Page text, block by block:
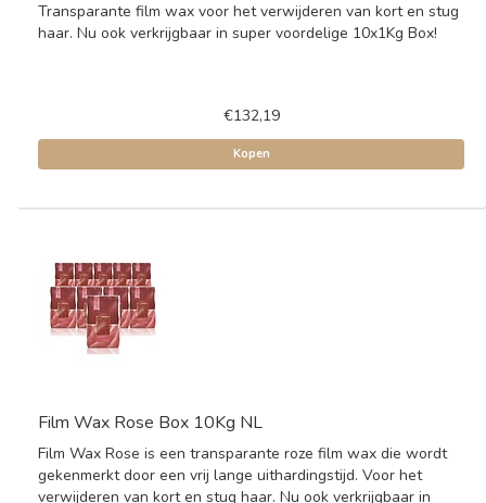
Transparante film wax voor het verwijderen van kort en stug
haar. Nu ook verkrijgbaar in super voordelige 10x1Kg Box!
€132,19
Kopen
Film Wax Rose Box 10Kg NL
Film Wax Rose is een transparante roze film wax die wordt
gekenmerkt door een vrij lange uithardingstijd. Voor het
verwijderen van kort en stug haar. Nu ook verkrijgbaar in